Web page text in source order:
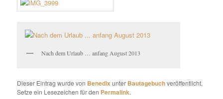
Nach dem Urlaub … anfang August 2013
Dieser Eintrag wurde von Benedix unter Bautagebuchveröffentlicht.
Setze ein Lesezeichen für den Permalink.